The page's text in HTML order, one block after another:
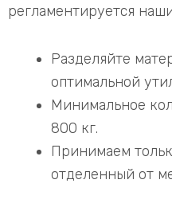
регламентируется
Разделяйте
оптимальной
Минимальное
800 кг.
Принимаем
отделенный от